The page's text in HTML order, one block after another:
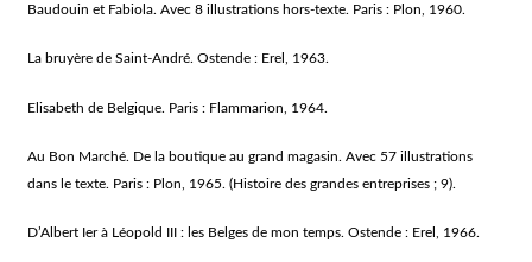
Baudouin et Fabiola. Avec 8 illustrations hors-texte. Paris : Plon, 1960.
La bruyère de Saint-André. Ostende : Erel, 1963.
Elisabeth de Belgique. Paris : Flammarion, 1964.
Au Bon Marché. De la boutique au grand magasin. Avec 57 illustrations
dans le texte. Paris : Plon, 1965. (Histoire des grandes entreprises ; 9).
D’Albert Ier à Léopold III : les Belges de mon temps. Ostende : Erel, 1966.